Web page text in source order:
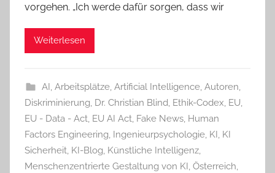
vorgehen. „Ich werde dafür sorgen, dass wir
Weiterlesen
AI, Arbeitsplätze, Artificial Intelligence, Autoren,
Diskriminierung, Dr. Christian Blind, Ethik-Codex, EU,
EU - Data - Act, EU AI Act, Fake News, Human
Factors Engineering, Ingenieurpsychologie, KI, KI
Sicherheit, KI-Blog, Künstliche Intelligenz,
Menschenzentrierte Gestaltung von KI, Österreich,